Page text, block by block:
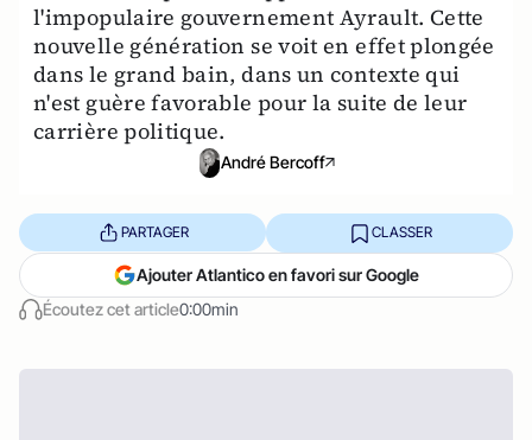
l'impopulaire gouvernement Ayrault. Cette
nouvelle génération se voit en effet plongée
dans le grand bain, dans un contexte qui
n'est guère favorable pour la suite de leur
carrière politique.
André Bercoff
Écoutez cet article0:00min
PARTAGER CLASSER
Ajouter Atlantico en favori sur Google